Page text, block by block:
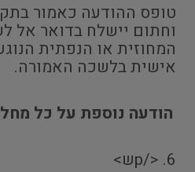
טופס ההודעה כאמור
וחתום יישלח בדואר אל
המחוזית או הנפתית
אישית בלשכה האמורה.
הודעה נוספת על כל
6. </pש>